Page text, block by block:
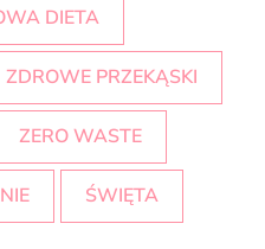
DIETA
ZDROWE PRZEKĄSKI
ZERO WASTE
ŚWIĘTA